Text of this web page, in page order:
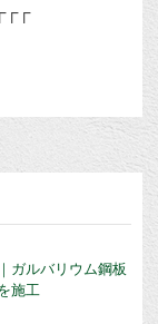
ガルバリウム鋼板
施工